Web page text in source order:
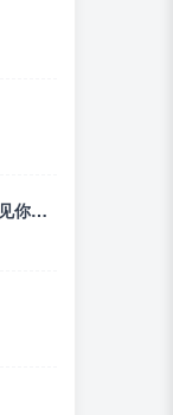
《想见你想见你只想见你》想见你只想见你❤未来过去我只想见你